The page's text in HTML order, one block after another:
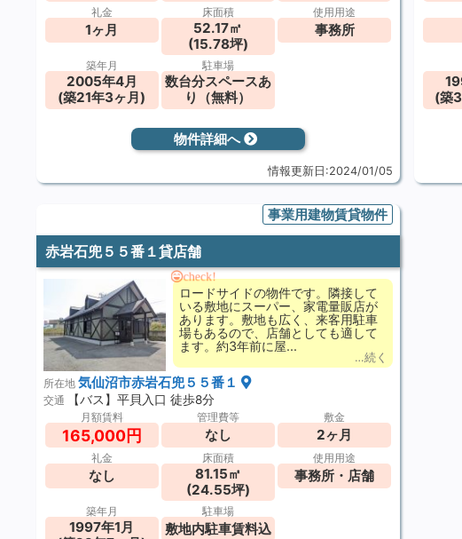
礼金
1ヶ月
床面積
52.17㎡
(15.78坪)
使用用途
事務所
築年月
2005年4月
(築21年3ヶ月)
駐車場
数台分スペースあ
り（無料）
物件詳細へ
情報更新日:2024/01/05
(築
事業用建物賃貸物件
赤岩石兜５５番１貸店舗
check!
ロードサイドの物件です。隣接して
いる敷地にスーパー、家電量販店が
あります。敷地も広く、来客用駐車
場もあるので、店舗としても適して
ます。約3年前に屋...
…続く
所在地 気仙沼市赤岩石兜５５番１
交通 【バス】平貝入口 徒歩8分
月額賃料
165,000円
管理費等
なし
敷金
2ヶ月
礼金
なし
床面積
81.15㎡
(24.55坪)
使用用途
事務所・店舗
築年月
1997年1月
駐車場
敷地内駐車賃料込